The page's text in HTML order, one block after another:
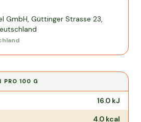
GmbH, Güttinger Strasse 23,
PRO100 G
16.0 kJ
4.0 kcal